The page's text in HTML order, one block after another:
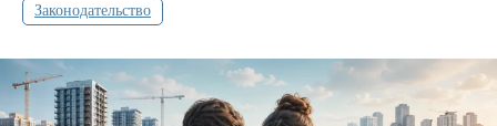
Законодательство